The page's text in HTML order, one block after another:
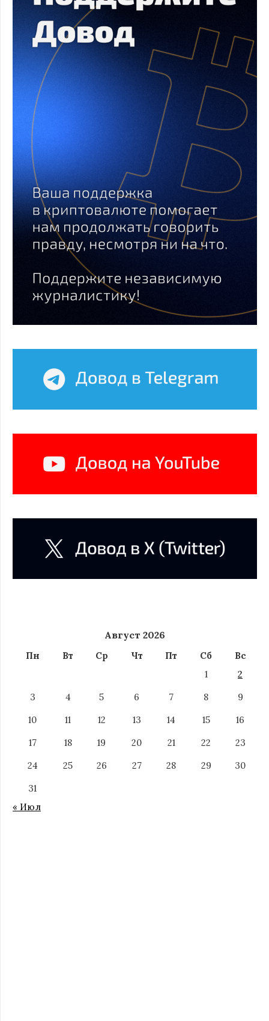
Август 2026
Пн Вт Ср Чт Пт Сб
Вс
1
2
3
4 5 6 7 8
9
10
11 12 13 14 15
16
17
18 19 20 21 22
23
24
25 26 27 28 29
30
31
« Июл